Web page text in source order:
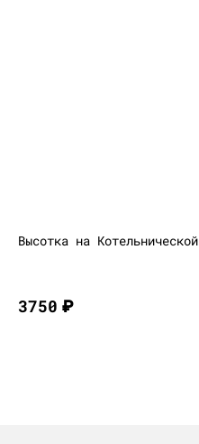
Высотка на Котельнической
3750₽